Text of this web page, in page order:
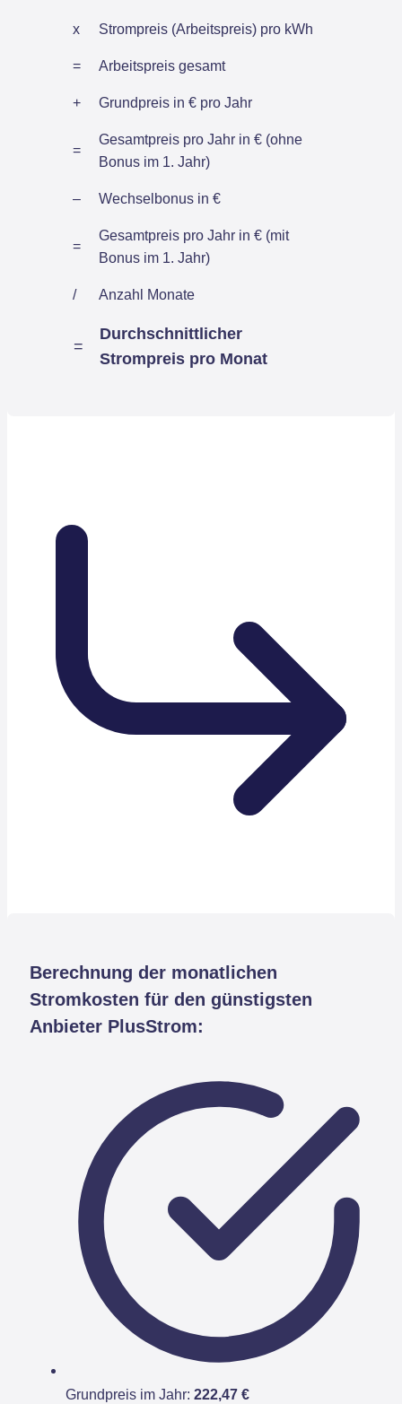
x Strompreis (Arbeitspreis) pro kWh
= Arbeitspreis gesamt
+ Grundpreis in € pro Jahr
=
Gesamtpreis pro Jahr in € (ohne
Bonus im 1. Jahr)
– Wechselbonus in €
=
Gesamtpreis pro Jahr in € (mit
Bonus im 1. Jahr)
/ Anzahl Monate
=
Durchschnittlicher
Strompreis pro Monat
Berechnung der monatlichen
Stromkosten für den günstigsten
Anbieter PlusStrom:
Grundpreis im Jahr: 222,47 €